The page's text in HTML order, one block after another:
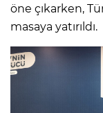
öne çıkarken,
masaya yatırıldı.